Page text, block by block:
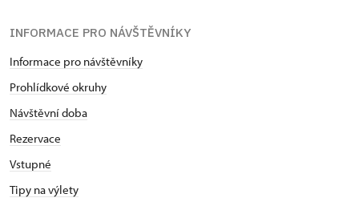
INFORMACE PRO NÁVŠTĚVNÍKY
Informace pro návštěvníky
Prohlídkové okruhy
Návštěvní doba
Rezervace
Vstupné
Tipy na výlety